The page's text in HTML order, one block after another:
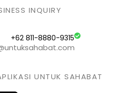
INQUIRY
+62 811-8880-9315
UNTUK SAHABAT